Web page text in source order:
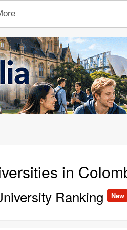
in
Ranking New